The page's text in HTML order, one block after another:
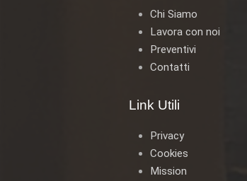
Chi Siamo
Lavora con noi
Preventivi
Contatti
Link Utili
Privacy
Cookies
Mission